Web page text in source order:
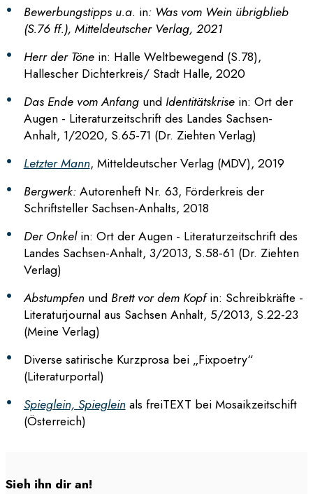
Bewerbungstipps u.a. in: Was vom Wein übrigblieb
(S.76 ff.), Mitteldeutscher Verlag, 2021
Herr der Töne in: Halle Weltbewegend (S.78),
Hallescher Dichterkreis/ Stadt Halle, 2020
Das Ende vom Anfangund Identitätskrisein: Ort der
Augen - Literaturzeitschrift des Landes Sachsen-
Anhalt, 1/2020, S.65-71 (Dr. Ziehten Verlag)
Letzter Mann, Mitteldeutscher Verlag (MDV), 2019
Bergwerk:Autorenheft Nr. 63, Förderkreis der
Schriftsteller Sachsen-Anhalts, 2018
Der Onkelin: Ort der Augen - Literaturzeitschrift des
Landes Sachsen-Anhalt, 3/2013, S.58-61 (Dr. Ziehten
Verlag)
Abstumpfen und Brett vor dem Kopfin: Schreibkräfte -
Literaturjournal aus Sachsen Anhalt, 5/2013, S.22-23
(Meine Verlag)
Diverse satirische Kurzprosa bei „Fixpoetry“
(Literaturportal)
Spieglein, Spiegleinals freiTEXT bei Mosaikzeitschift
(Österreich)
Sieh ihn dir an!